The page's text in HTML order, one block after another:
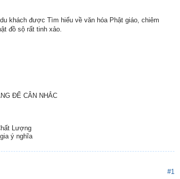
khách được Tìm hiểu về văn hóa Phật giáo, chiêm
đồ sộ rất tinh xảo.
ĐỂ CÂN NHẮC
Lượng
ý nghĩa
#1